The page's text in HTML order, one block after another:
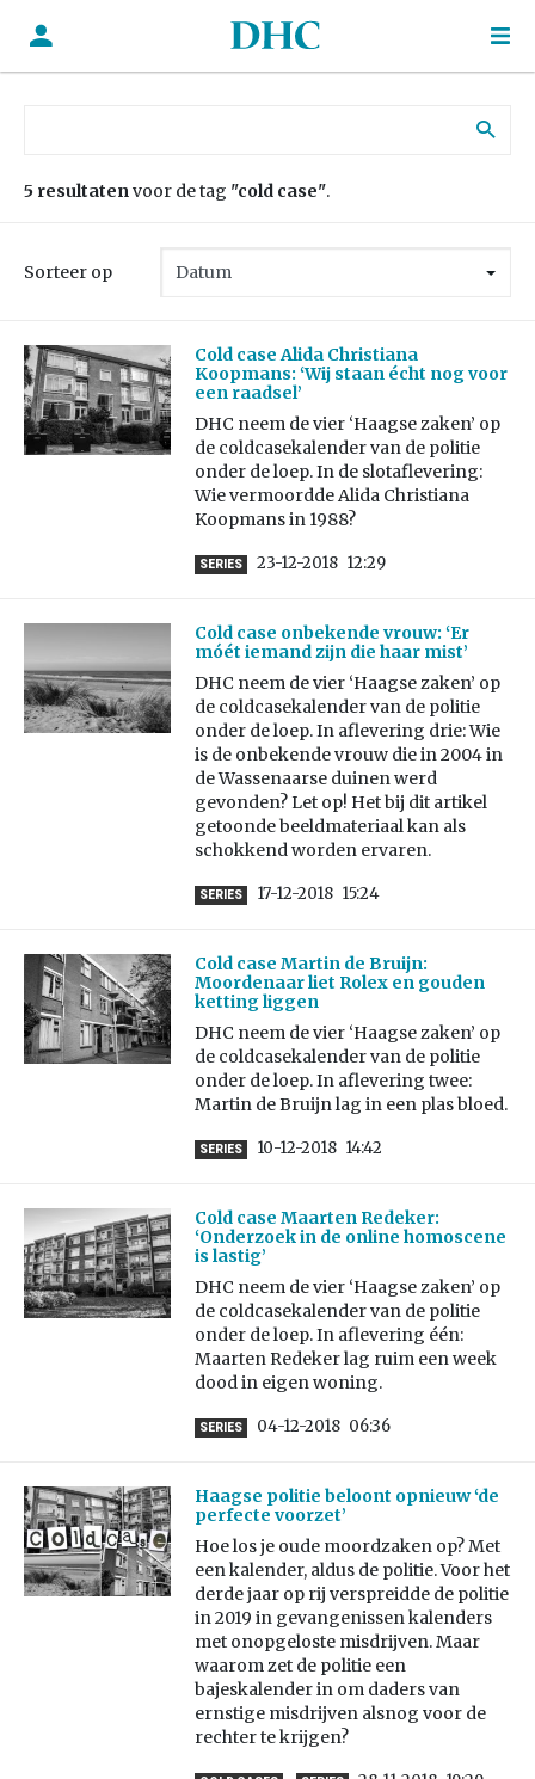
5 resultatenvoor de tag "cold case".
Sorteer op
Cold case Alida Christiana
Koopmans: ‘Wij staan écht nog voor
een raadsel’
DHC neem de vier ‘Haagse zaken’ op
de coldcasekalender van de politie
onder de loep. In de slotaflevering:
Wie vermoordde Alida Christiana
Koopmans in 1988?
SERIES 23-12-2018 12:29
Cold case onbekende vrouw: ‘Er
móét iemand zijn die haar mist’
DHC neem de vier ‘Haagse zaken’ op
de coldcasekalender van de politie
onder de loep. In aflevering drie: Wie
is de onbekende vrouw die in 2004 in
de Wassenaarse duinen werd
gevonden? Let op! Het bij dit artikel
getoonde beeldmateriaal kan als
schokkend worden ervaren.
SERIES 17-12-2018 15:24
Cold case Martin de Bruijn:
Moordenaar liet Rolex en gouden
ketting liggen
DHC neem de vier ‘Haagse zaken’ op
de coldcasekalender van de politie
onder de loep. In aflevering twee:
Martin de Bruijn lag in een plas bloed.
SERIES 10-12-2018 14:42
Cold case Maarten Redeker:
‘Onderzoek in de online homoscene
is lastig’
DHC neem de vier ‘Haagse zaken’ op
de coldcasekalender van de politie
onder de loep. In aflevering één:
Maarten Redeker lag ruim een week
dood in eigen woning.
SERIES 04-12-2018 06:36
Haagse politie beloont opnieuw ‘de
perfecte voorzet’
Hoe los je oude moordzaken op? Met
een kalender, aldus de politie. Voor het
derde jaar op rij verspreidde de politie
in 2019 in gevangenissen kalenders
met onopgeloste misdrijven. Maar
waarom zet de politie een
bajeskalender in om daders van
ernstige misdrijven alsnog voor de
rechter te krijgen?